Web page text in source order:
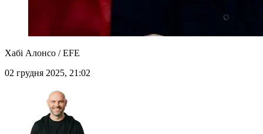
Хабі Алонсо / EFE
02 грудня 2025, 21:02